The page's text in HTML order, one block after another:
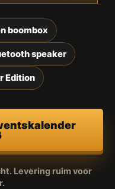
boombox
speaker
Edition
Levering ruim voor